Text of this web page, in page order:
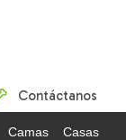
Contáctanos
Camas Casas